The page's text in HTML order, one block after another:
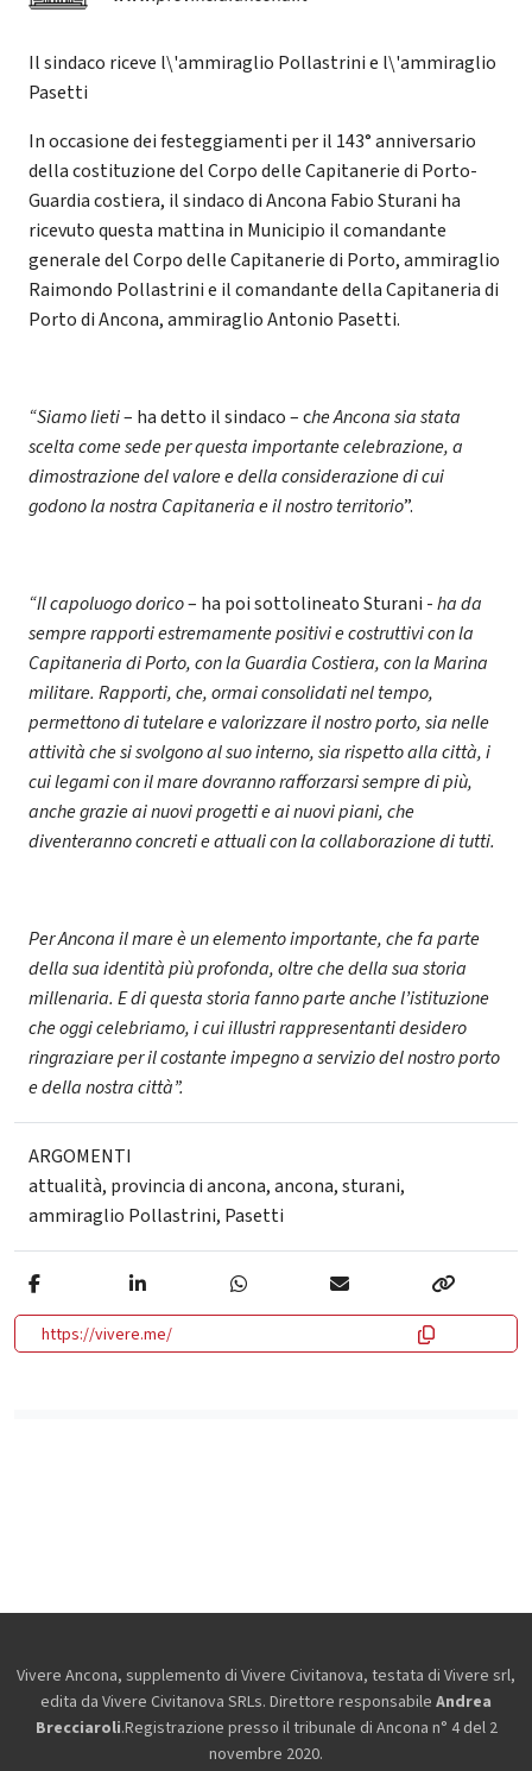
Il sindaco riceve l\'ammiraglio Pollastrini e l\'ammiraglio
Pasetti
In occasione dei festeggiamenti per il 143° anniversario
della costituzione del Corpo delle Capitanerie di Porto-
Guardia costiera, il sindaco di Ancona Fabio Sturani ha
ricevuto questa mattina in Municipio il comandante
generale del Corpo delle Capitanerie di Porto, ammiraglio
Raimondo Pollastrini e il comandante della Capitaneria di
Porto di Ancona, ammiraglio Antonio Pasetti.
“Siamo lieti– ha detto il sindaco – che Ancona sia stata
scelta come sede per questa importante celebrazione, a
dimostrazione del valore e della considerazione di cui
godono la nostra Capitaneria e il nostro territorio”.
“Il capoluogo dorico– ha poi sottolineato Sturani -ha da
sempre rapporti estremamente positivi e costruttivi con la
Capitaneria di Porto, con la Guardia Costiera, con la Marina
militare. Rapporti, che, ormai consolidati nel tempo,
permettono di tutelare e valorizzare il nostro porto, sia nelle
attività che si svolgono al suo interno, sia rispetto alla città, i
cui legami con il mare dovranno rafforzarsi sempre di più,
anche grazie ai nuovi progetti e ai nuovi piani, che
diventeranno concreti e attuali con la collaborazione di tutti.
Per Ancona il mare è un elemento importante, che fa parte
della sua identità più profonda, oltre che della sua storia
millenaria. E di questa storia fanno parte anche l’istituzione
che oggi celebriamo, i cui illustri rappresentanti desidero
ringraziare per il costante impegno a servizio del nostro porto
e della nostra città”.
ARGOMENTI
attualità, provincia di ancona,ancona,sturani,
ammiraglio Pollastrini, Pasetti
https://vivere.me/
Vivere Ancona, supplemento di Vivere Civitanova, testata di Vivere srl,
edita da Vivere Civitanova SRLs. Direttore responsabile Andrea
Brecciaroli.Registrazione presso il tribunale di Ancona n° 4 del 2
novembre 2020.